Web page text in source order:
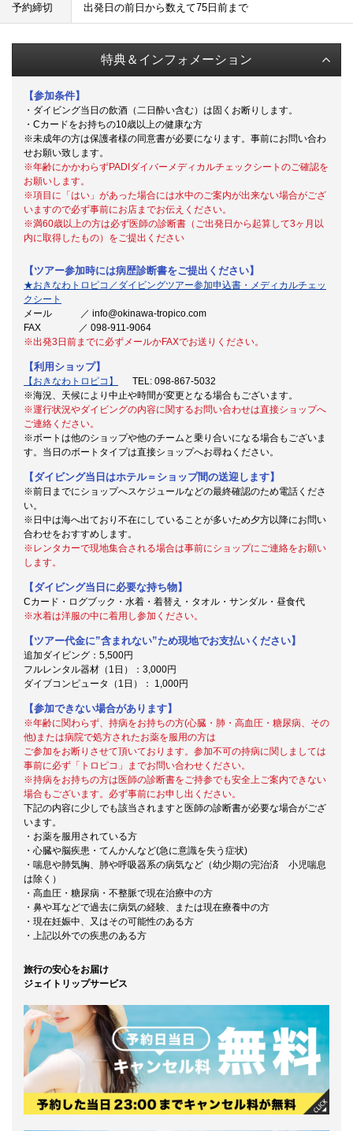
予約締切 出発日の前日から数えて75日前まで
特典＆インフォメーション
【参加条件】
・ダイビング当日の飲酒（二日酔い含む）は固くお断りします。
・Cカードをお持ちの10歳以上の健康な方
※未成年の方は保護者様の同意書が必要になります。事前にお問い合わ
せお願い致します。
※年齢にかかわらずPADIダイバーメディカルチェックシートのご確認を
お願いします。
※項目に「はい」があった場合には水中のご案内が出来ない場合がござ
いますので必ず事前にお店までお伝えください。
※満60歳以上の方は必ず医師の診断書（ご出発日から起算して3ヶ月以
内に取得したもの）をご提出ください
【ツアー参加時には病歴診断書をご提出ください】
★おきなわトロピコ／ダイビングツアー参加申込書・メディカルチェッ
クシート
メール ／ info@okinawa-tropico.com
FAX ／ 098-911-9064
※出発3日前までに必ずメールかFAXでお送りください。
【利用ショップ】
【おきなわトロピコ】
TEL: 098-867-5032
※海況、天候により中止や時間が変更となる場合もございます。
※運行状況やダイビングの内容に関するお問い合わせは直接ショップへ
ご連絡ください。
※ボートは他のショップや他のチームと乗り合いになる場合もございま
す。当日のボートタイプは直接ショップへお尋ねください。
【ダイビング当日はホテル＝ショップ間の送迎します】
※前日までにショップへスケジュールなどの最終確認のため電話くださ
い。
※日中は海へ出ており不在にしていることが多いため夕方以降にお問い
合わせをおすすめします。
※レンタカーで現地集合される場合は事前にショップにご連絡をお願い
します。
【ダイビング当日に必要な持ち物】
Cカード・ログブック・水着・着替え・タオル・サンダル・昼食代
※水着は洋服の中に着用し参加ください。
【ツアー代金に”含まれない”ため現地でお支払いください】
追加ダイビング：5,500円
フルレンタル器材（1日）：3,000円
ダイブコンピュータ（1日）： 1,000円
【参加できない場合があります】
※年齢に関わらず、持病をお持ちの方(心臓・肺・高血圧・糖尿病、その
他)または病院で処方されたお薬を服用の方は
ご参加をお断りさせて頂いております。参加不可の持病に関しましては
事前に必ず「トロピコ」までお問い合わせください。
※持病をお持ちの方は医師の診断書をご持参でも安全上ご案内できない
場合もございます。必ず事前にお申し出ください。
下記の内容に少しでも該当されますと医師の診断書が必要な場合がござ
います。
・お薬を服用されている方
・心臓や脳疾患・てんかんなど(急に意識を失う症状)
・喘息や肺気胸、肺や呼吸器系の病気など（幼少期の完治済 小児喘息
は除く）
・高血圧・糖尿病・不整脈で現在治療中の方
・鼻や耳などで過去に病気の経験、または現在療養中の方
・現在妊娠中、又はその可能性のある方
・上記以外での疾患のある方
旅行の安心をお届け
ジェイトリップサービス